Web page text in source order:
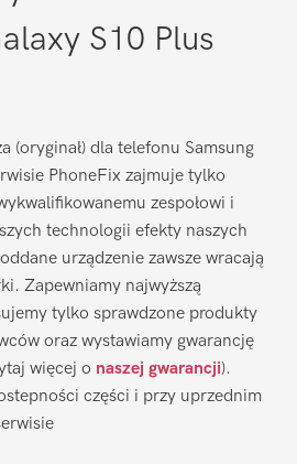
S10 Plus
(oryginał) dla telefonu Samsung
PhoneFix zajmuje tylko
zespołowi i
technologii efekty naszych
urządzenie zawsze wracają
Zapewniamy najwyższą
tylko sprawdzone produkty
oraz wystawiamy gwarancję
więcej o naszej gwarancji).
części i przy uprzednim